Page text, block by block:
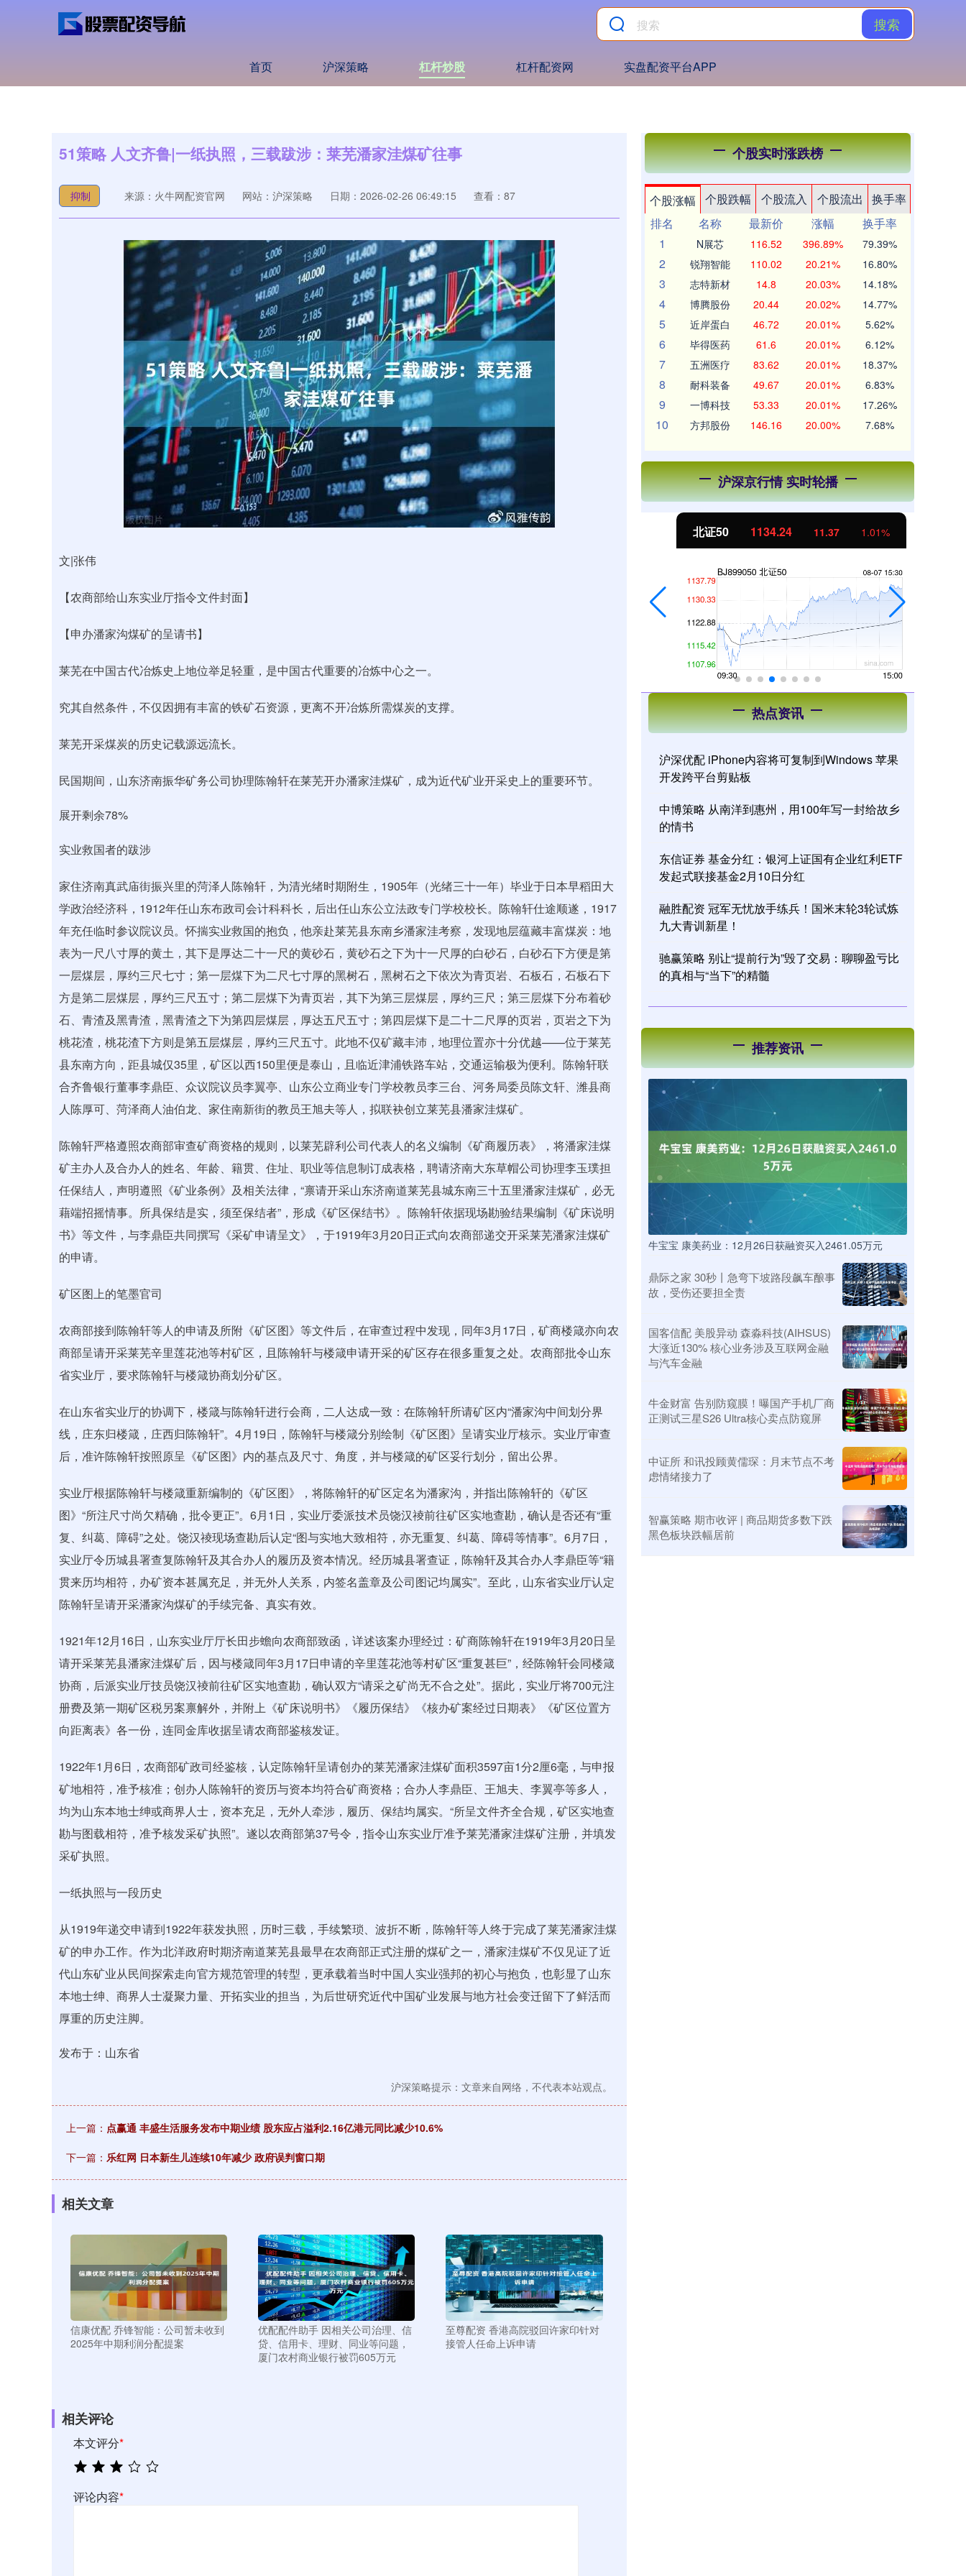
搜索
首页 沪深策略 杠杆炒股 杠杆配资网 实盘配资平台APP
51策略 人文齐鲁|一纸执照，三载跋涉：莱芜潘家洼煤矿往事
抑制 来源：火牛网配资官网 网站：沪深策略 日期：2026-02-26 06:49:15 查看：87
文|张伟
【农商部给山东实业厅指令文件封面】
【申办潘家沟煤矿的呈请书】
莱芜在中国古代冶炼史上地位举足轻重，是中国古代重要的冶炼中心之一。
究其自然条件，不仅因拥有丰富的铁矿石资源，更离不开冶炼所需煤炭的支撑。
莱芜开采煤炭的历史记载源远流长。
民国期间，山东济南振华矿务公司协理陈翰轩在莱芜开办潘家洼煤矿，成为近代矿业开采史上的重要环节。
展开剩余78%
实业救国者的跋涉
家住济南真武庙街振兴里的菏泽人陈翰轩，为清光绪时期附生，1905年（光绪三十一年）毕业于日本早稻田大
学政治经济科，1912年任山东布政司会计科科长，后出任山东公立法政专门学校校长。陈翰轩仕途顺遂，1917
年充任临时参议院议员。怀揣实业救国的抱负，他亲赴莱芜县东南乡潘家洼考察，发现地层蕴藏丰富煤炭：地
表为一尺八寸厚的黄土，其下是厚达二十一尺的黄砂石，黄砂石之下为十一尺厚的白砂石，白砂石下方便是第
一层煤层，厚约三尺七寸；第一层煤下为二尺七寸厚的黑树石，黑树石之下依次为青页岩、石板石，石板石下
方是第二层煤层，厚约三尺五寸；第二层煤下为青页岩，其下为第三层煤层，厚约三尺；第三层煤下分布着砂
石、青渣及黑青渣，黑青渣之下为第四层煤层，厚达五尺五寸；第四层煤下是二十二尺厚的页岩，页岩之下为
桃花渣，桃花渣下方则是第五层煤层，厚约三尺五寸。此地不仅矿藏丰沛，地理位置亦十分优越——位于莱芜
县东南方向，距县城仅35里，矿区以西150里便是泰山，且临近津浦铁路车站，交通运输极为便利。陈翰轩联
合齐鲁银行董事李鼎臣、众议院议员李翼亭、山东公立商业专门学校教员李三台、河务局委员陈文轩、潍县商
人陈厚可、菏泽商人油伯龙、家住南新街的教员王旭夫等人，拟联袂创立莱芜县潘家洼煤矿。
陈翰轩严格遵照农商部审查矿商资格的规则，以莱芜辟利公司代表人的名义编制《矿商履历表》，将潘家洼煤
矿主办人及合办人的姓名、年龄、籍贯、住址、职业等信息制订成表格，聘请济南大东草帽公司协理李玉璞担
任保结人，声明遵照《矿业条例》及相关法律，“禀请开采山东济南道莱芜县城东南三十五里潘家洼煤矿，必无
藉端招摇情事。所具保结是实，须至保结者”，形成《矿区保结书》。陈翰轩依据现场勘验结果编制《矿床说明
书》等文件，与李鼎臣共同撰写《采矿申请呈文》，于1919年3月20日正式向农商部递交开采莱芜潘家洼煤矿
的申请。
矿区图上的笔墨官司
农商部接到陈翰轩等人的申请及所附《矿区图》等文件后，在审查过程中发现，同年3月17日，矿商楼箴亦向农
商部呈请开采莱芜辛里莲花池等村矿区，且陈翰轩与楼箴申请开采的矿区存在很多重复之处。农商部批令山东
省实业厅，要求陈翰轩与楼箴协商划分矿区。
在山东省实业厅的协调下，楼箴与陈翰轩进行会商，二人达成一致：在陈翰轩所请矿区内“潘家沟中间划分界
线，庄东归楼箴，庄西归陈翰轩”。4月19日，陈翰轩与楼箴分别绘制《矿区图》呈请实业厅核示。实业厅审查
后，准许陈翰轩按照原呈《矿区图》内的基点及尺寸、角度，并与楼箴的矿区妥行划分，留出公界。
实业厅根据陈翰轩与楼箴重新编制的《矿区图》，将陈翰轩的矿区定名为潘家沟，并指出陈翰轩的《矿区
图》“所注尺寸尚欠精确，批令更正”。6月1日，实业厅委派技术员饶汉祾前往矿区实地查勘，确认是否还有“重
复、纠葛、障碍”之处。饶汉祾现场查勘后认定“图与实地大致相符，亦无重复、纠葛、障碍等情事”。6月7日，
实业厅令历城县署查复陈翰轩及其合办人的履历及资本情况。经历城县署查证，陈翰轩及其合办人李鼎臣等“籍
贯来历均相符，办矿资本甚属充足，并无外人关系，内签名盖章及公司图记均属实”。至此，山东省实业厅认定
陈翰轩呈请开采潘家沟煤矿的手续完备、真实有效。
1921年12月16日，山东实业厅厅长田步蟾向农商部致函，详述该案办理经过：矿商陈翰轩在1919年3月20日呈
请开采莱芜县潘家洼煤矿后，因与楼箴同年3月17日申请的辛里莲花池等村矿区“重复甚巨”，经陈翰轩会同楼箴
协商，后派实业厅技员饶汉祾前往矿区实地查勘，确认双方“请采之矿尚无不合之处”。据此，实业厅将700元注
册费及第一期矿区税另案禀解外，并附上《矿床说明书》《履历保结》《核办矿案经过日期表》《矿区位置方
向距离表》各一份，连同金库收据呈请农商部鉴核发证。
1922年1月6日，农商部矿政司经鉴核，认定陈翰轩呈请创办的莱芜潘家洼煤矿面积3597亩1分2厘6毫，与申报
矿地相符，准予核准；创办人陈翰轩的资历与资本均符合矿商资格；合办人李鼎臣、王旭夫、李翼亭等多人，
均为山东本地士绅或商界人士，资本充足，无外人牵涉，履历、保结均属实。“所呈文件齐全合规，矿区实地查
勘与图载相符，准予核发采矿执照”。遂以农商部第37号令，指令山东实业厅准予莱芜潘家洼煤矿注册，并填发
采矿执照。
一纸执照与一段历史
从1919年递交申请到1922年获发执照，历时三载，手续繁琐、波折不断，陈翰轩等人终于完成了莱芜潘家洼煤
矿的申办工作。作为北洋政府时期济南道莱芜县最早在农商部正式注册的煤矿之一，潘家洼煤矿不仅见证了近
代山东矿业从民间探索走向官方规范管理的转型，更承载着当时中国人实业强邦的初心与抱负，也彰显了山东
本地士绅、商界人士凝聚力量、开拓实业的担当，为后世研究近代中国矿业发展与地方社会变迁留下了鲜活而
厚重的历史注脚。
发布于：山东省
沪深策略提示：文章来自网络，不代表本站观点。
上一篇： 点赢通 丰盛生活服务发布中期业绩 股东应占溢利2.16亿港元同比减少10.6%
下一篇： 乐红网 日本新生儿连续10年减少 政府误判窗口期
相关文章
信康优配 乔锋智能：公司暂未收到
2025年中期利润分配提案
优配配件助手 因相关公司治理、信
贷、信用卡、理财、同业等问题，
厦门农村商业银行被罚605万元
至尊配资 香港高院驳回许家印针对
接管人任命上诉申请
相关评论
本文评分*
评论内容*
个股实时涨跌榜
个股涨幅 个股跌幅 个股流入 个股流出
换手率
排名
名称 最新价 涨幅
换手率
1
N展芯 116.52 396.89% 79.39%
2 锐翔智能 110.02 20.21% 16.80%
3 志特新材 14.8 20.03% 14.18%
4 博腾股份 20.44 20.02% 14.77%
5 近岸蛋白 46.72 20.01% 5.62%
6 毕得医药 61.6 20.01% 6.12%
7 五洲医疗 83.62 20.01% 18.37%
8 耐科装备 49.67 20.01% 6.83%
9 一博科技 53.33 20.01% 17.26%
10 方邦股份 146.16 20.00% 7.68%
沪深京行情 实时轮播
深证成指 14311.01 200.89 1.42% 沪深300 4694.44 43.13 北证50 1134.24 11.37 1.01%
热点资讯
沪深优配 iPhone内容将可复制到Windows 苹果
开发跨平台剪贴板
中博策略 从南洋到惠州，用100年写一封给故乡
的情书
东信证券 基金分红：银河上证国有企业红利ETF
发起式联接基金2月10日分红
融胜配资 冠军无忧放手练兵！国米末轮3轮试炼
九大青训新星！
驰赢策略 别让“提前行为”毁了交易：聊聊盈亏比
的真相与“当下”的精髓
推荐资讯
牛宝宝 康美药业：12月26日获融资买入2461.05万元
鼎际之家 30秒丨急弯下坡路段飙车酿事
故，受伤还要担全责
国客信配 美股异动 森淼科技(AIHSUS)
大涨近130% 核心业务涉及互联网金融
与汽车金融
牛金财富 告别防窥膜！曝国产手机厂商
正测试三星S26 Ultra核心卖点防窥屏
中证所 和讯投顾黄儒琛：月末节点不考
虑情绪接力了
智赢策略 期市收评 | 商品期货多数下跌
黑色板块跌幅居前